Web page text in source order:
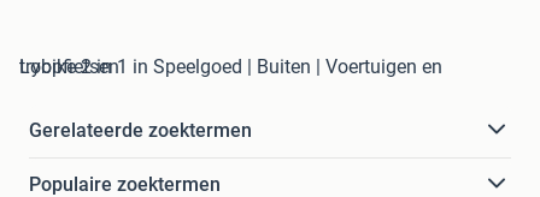
trybike 2 in 1 in Speelgoed | Buiten | Voertuigen en Loopfietsen
Gerelateerde zoektermen
Populaire zoektermen